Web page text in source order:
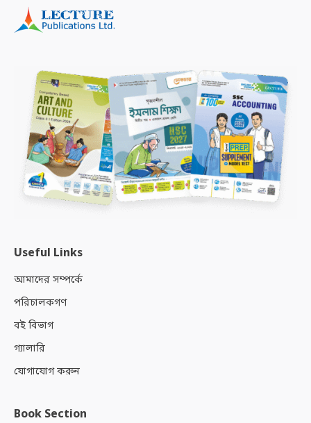
Useful Links
আমাদের সম্পর্কে
পরিচালকগণ
বই বিভাগ
গ্যালারি
যোগাযোগ করুন
Book Section